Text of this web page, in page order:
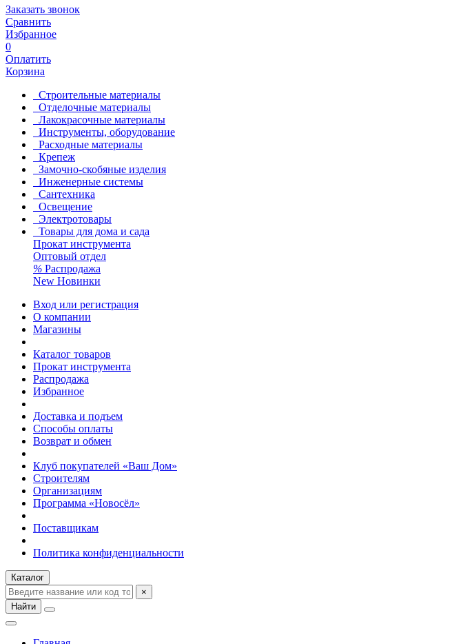
Заказать звонок
Сравнить
Избранное
0
Оплатить
Корзина
Строительные материалы
Отделочные материалы
Лакокрасочные материалы
Инструменты, оборудование
Расходные материалы
Крепеж
Замочно-скобяные изделия
Инженерные системы
Сантехника
Освещение
Электротовары
Товары для дома и сада
Прокат инструмента
Оптовый отдел
% Распродажа
New Новинки
Вход или регистрация
О компании
Магазины
Каталог товаров
Прокат инструмента
Распродажа
Избранное
Доставка и подъем
Способы оплаты
Возврат и обмен
Клуб покупателей «Ваш Дом»
Строителям
Организациям
Программа «Новосёл»
Поставщикам
Политика конфиденциальности
Каталог
×
Найти